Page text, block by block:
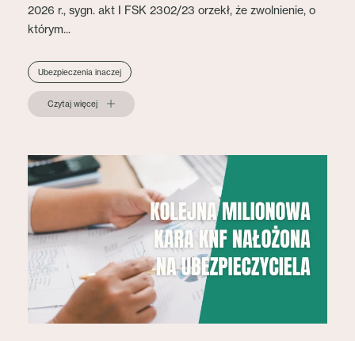
2026 r., sygn. akt I FSK 2302/23 orzekł, że zwolnienie, o
którym...
Ubezpieczenia inaczej
Czytaj więcej